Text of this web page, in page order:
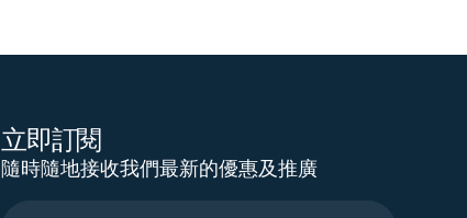
立即訂閱
隨時隨地接收我們最新的優惠及推廣